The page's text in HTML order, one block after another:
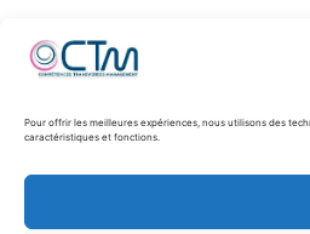
Pour offrir les meilleures expériences, nous utilisons des
caractéristiques et fonctions.